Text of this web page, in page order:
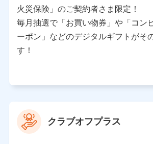
情報を提供するため、また維持管理等
ため、またそれらに付帯、関連する当
ドコモおよび提携会社のサービスを案
（各サービスで取得したサービス利用
トの閲覧履歴、購買履歴、ご契約内容
ータを分析して、お客さまの趣味・嗜
上記に係る案内・手続き・管理等付帯
【当該個人データの管理について責任を有
所・代表者名】
火災保険」のご契約者さま限定！
毎月抽選で「お買い物券」や「コン
ーポン」などのデジタルギフトがそ
す！
クラブオフプラス